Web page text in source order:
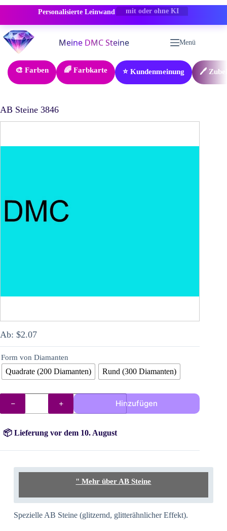
Personalisierte Leinwand -50% RABATT
Zum
Inhalt
springen
Menü
🎨 Farben 🌈 Farbkarte ⭐ Kundenmeinung 🖊️
AB Steine 3846
Ab: $2.07
Form von Diamanten
Quadrate (200 Diamanten) Rund (300 Diamanten)
AB
Steine
3846
Hinzufügen
📦 Lieferung vor dem 10. August
" Mehr über AB Steine
Spezielle AB Steine (glitzernd, glitterähnlicher Effekt).